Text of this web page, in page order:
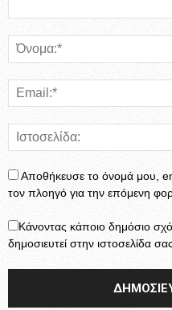
Αποθήκευσε το όνομά μου,
τον πλοηγό για την επόμενη
Κάνοντας κάποιο δημόσιο
δημοσιευτεί στην ιστοσελίδα